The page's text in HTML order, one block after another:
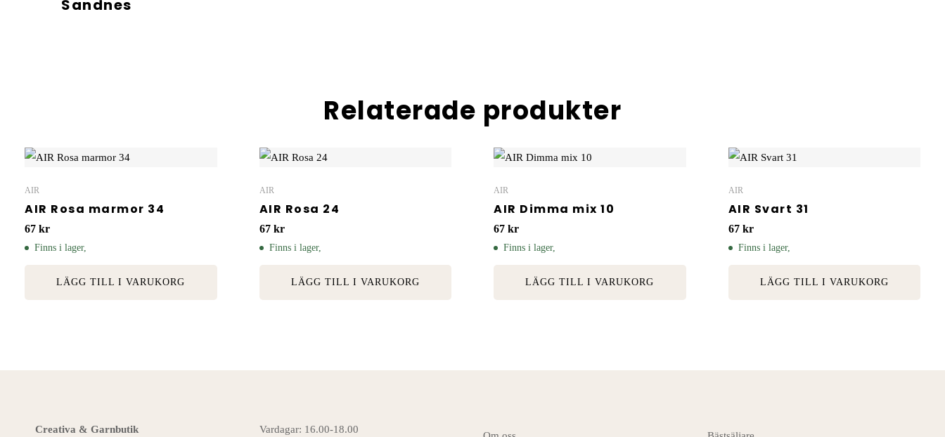
Sandnes
Relaterade produkter
AIR
AIR Rosa marmor 34
67 kr
Finns i lager,
LÄGG TILL I VARUKORG
AIR
AIR Rosa 24
67 kr
Finns i lager,
LÄGG TILL I VARUKORG
AIR
AIR Dimma mix 10
67 kr
Finns i lager,
LÄGG TILL I VARUKORG
AIR
AIR Svart 31
67 kr
Finns i lager,
LÄGG TILL I VARUKORG
Creativa & Garnbutik Vardagar: 16.00-18.00